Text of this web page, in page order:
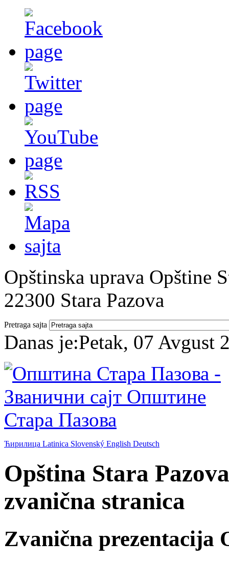
Opštinska uprava Opštine
22300 Stara Pazova
Pretraga sajta
Danas je:Petak, 07 Avgust
Ћирилица Latinica Slovenský English Deutsch
Opština Stara
zvanična stranica
Zvanična prezentacija